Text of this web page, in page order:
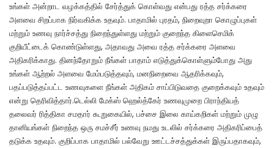
உங்கள் அன்றாட வழக்கத்தில் சேர்த்துக் கொள்வது என்பது ரத்த சர்க்கரை
அளவை சிறப்பாக நிர்வகிக்க உதவும். பாதாமில் புரதம், நிறைவுறா கொழுப்புகள்
மற்றும் உணவு நார்ச்சத்து நிறைந்துள்ளது மற்றும் குறைந்த கிளைசெமிக்
குறியீட்டைக் கொண்டுள்ளது, அதாவது அவை ரத்த சர்க்கரை அளவை
அதிகரிக்காது. தினந்தோறும் நீங்கள் பாதாம் எடுத்துக்கொள்ளும்போது அது
உங்கள் ஆற்றல் அளவை மேம்படுத்தவும், மனநிறைவை ஆதரிக்கவும்,
பதப்படுத்தப்பட்ட உணவுகளை நீங்கள் அதிகம் சாப்பிடுவதை குறைக்கவும் உதவும்
என்று தெரிவித்தார்.டெல்லி மேக்ஸ் ஹெல்த்கேர் உணவுமுறை பிராந்தியத்
தலைவர் ரித்திகா சமதார் கூறுகையில், பச்சை இலை காய்கறிகள் மற்றும் முழு
தானியங்கள் நிறைந்த ஒரு சமச்சீர் உணவு நமது உடலில் சர்க்கரை அதிகரிப்பைத்
தடுக்க உதவும். குறிப்பாக பாதாமில் பல்வேறு ஊட்டச்சத்துக்கள் இருப்பதாகவும்,